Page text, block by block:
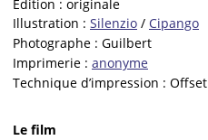
Edition : originale
Illustration : Silenzio / Cipango
Photographe : Guilbert
Imprimerie : anonyme
Technique d’impression : Offset
Le film